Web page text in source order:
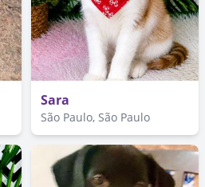
Sara
São Paulo, São Paulo